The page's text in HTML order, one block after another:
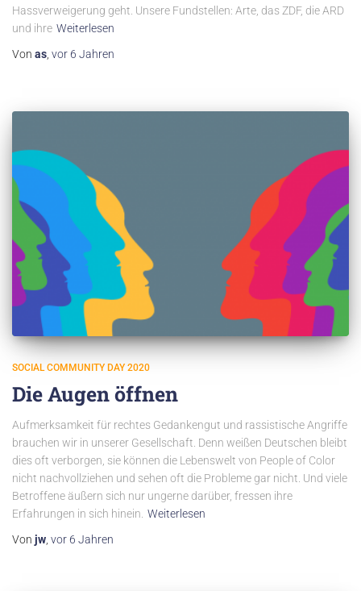
Hassverweigerung geht. Unsere Fundstellen: Arte, das ZDF, die ARD
und ihre Weiterlesen
Von as vor 6 Jahren
SOCIAL COMMUNITY DAY 2020
Die Augen öffnen
Aufmerksamkeit für rechtes Gedankengut und rassistische Angriffe
brauchen wir in unserer Gesellschaft. Denn weißen Deutschen bleibt
dies oft verborgen, sie können die Lebenswelt von People of Color
nicht nachvollziehen und sehen oft die Probleme gar nicht. Und viele
Betroffene äußern sich nur ungerne darüber, fressen ihre
Erfahrungen in sich hinein. Weiterlesen
Von jw vor 6 Jahren